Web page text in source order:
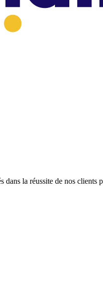
dans la réussite de nos clients